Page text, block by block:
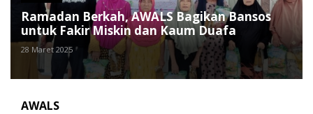
Ramadan Berkah, AWALS Bagikan Bansos
untuk Fakir Miskin dan Kaum Duafa
28 Maret 2025
AWALS